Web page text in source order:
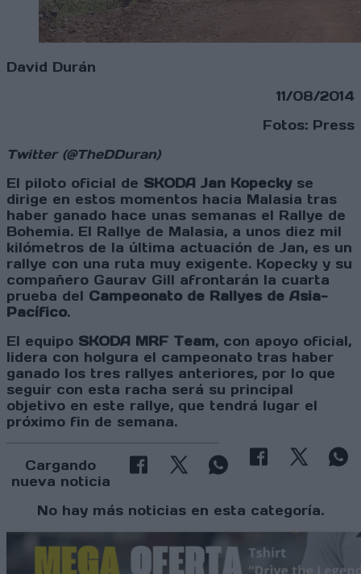
David Durán
11/08/2014
Fotos: Press
Twitter (@TheDDuran)
El piloto oficial de SKODA Jan Kopeckyse
dirige en estos momentos hacia Malasia tras
haber ganado hace unas semanas el Rallye de
Bohemia. El Rallye de Malasia, a unos diez mil
kilómetros de la última actuación de Jan, es un
rallye con una ruta muy exigente. Kopecky y su
compañero Gaurav Gill afrontarán la cuarta
prueba del Campeonato de Rallyes de Asia-
Pacífico.
El equipo SKODA MRF Team, con apoyo oficial,
lidera con holgura el campeonato tras haber
ganado los tres rallyes anteriores, por lo que
seguir con esta racha será su principal
objetivo en este rallye, que tendrá lugar el
próximo fin de semana.
Cargando
nueva noticia
No hay más noticias en esta categoría.